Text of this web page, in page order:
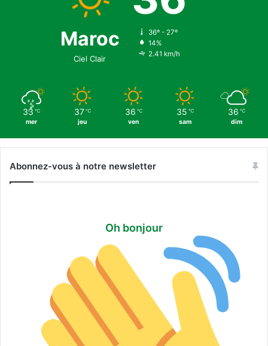
Maroc
Ciel Clair
36º - 27º
14%
2.41 km/h
33 ℃
mer
37 ℃
jeu
36 ℃
ven
35 ℃
sam
36 ℃
dim
Abonnez-vous à notre newsletter
Oh bonjour